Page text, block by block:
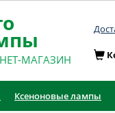
МАГАЗИН
Ксеноновые лампы